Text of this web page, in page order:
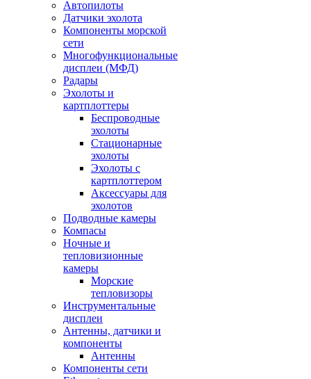
Автопилоты
Датчики эхолота
Компоненты морской
сети
Многофункциональные
дисплеи (МФД)
Радары
Эхолоты и
картплоттеры
Беспроводные
эхолоты
Стационарные
эхолоты
Эхолоты с
картплоттером
Аксессуары для
эхолотов
Подводные камеры
Компасы
Ночные и
тепловизионные
камеры
Морские
тепловизоры
Инструментальные
дисплеи
Антенны, датчики и
компоненты
Антенны
Компоненты сети